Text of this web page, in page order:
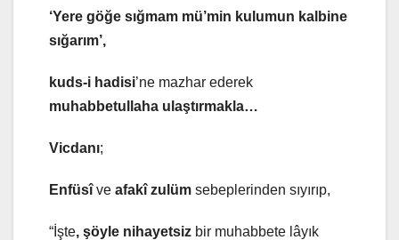
‘Yere göğe sığmam mü’min kulumun kalbine
sığarım’,
kuds-i hadisi’ne mazhar ederek
muhabbetullaha ulaştırmakla…
Vicdanı;
Enfüsîve afakî zulüm sebeplerinden sıyırıp,
“İşte, şöyle nihayetsiz bir muhabbete lâyık